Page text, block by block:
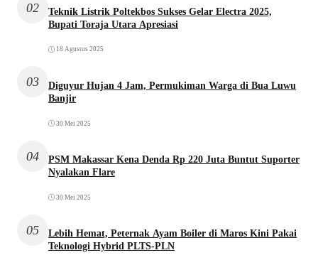
02
Teknik Listrik Poltekbos Sukses Gelar Electra 2025,
Bupati Toraja Utara Apresiasi
18 Agustus 2025
03
Diguyur Hujan 4 Jam, Permukiman Warga di Bua Luwu
Banjir
30 Mei 2025
04
PSM Makassar Kena Denda Rp 220 Juta Buntut Suporter
Nyalakan Flare
30 Mei 2025
05
Lebih Hemat, Peternak Ayam Boiler di Maros Kini Pakai
Teknologi Hybrid PLTS-PLN